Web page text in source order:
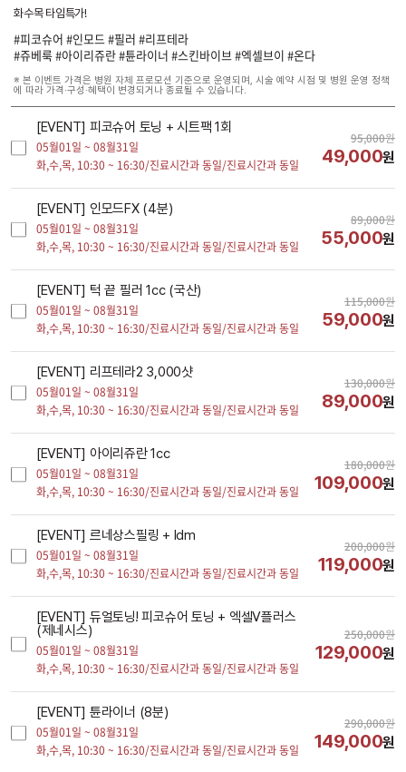
화수목 타임특가!
#피코슈어 #인모드 #필러 #리프테라
#쥬베룩 #아이리쥬란 #튠라이너 #스킨바이브 #엑셀브이 #온다
※ 본 이벤트 가격은 병원 자체 프로모션 기준으로 운영되며, 시술 예약 시점 및 병원 운영 정책
에 따라 가격·구성·혜택이 변경되거나 종료될 수 있습니다.
[EVENT] 피코슈어 토닝 + 시트팩 1회
05월01일 ~ 08월31일
화,수,목, 10:30 ~ 16:30/진료시간과 동일/진료시간과 동일
95,000원
49,000원
[EVENT] 인모드FX (4분)
05월01일 ~ 08월31일
화,수,목, 10:30 ~ 16:30/진료시간과 동일/진료시간과 동일
89,000원
55,000원
[EVENT] 턱 끝 필러 1cc (국산)
05월01일 ~ 08월31일
화,수,목, 10:30 ~ 16:30/진료시간과 동일/진료시간과 동일
115,000원
59,000원
[EVENT] 리프테라2 3,000샷
05월01일 ~ 08월31일
화,수,목, 10:30 ~ 16:30/진료시간과 동일/진료시간과 동일
130,000원
89,000원
[EVENT] 아이리쥬란 1cc
05월01일 ~ 08월31일
화,수,목, 10:30 ~ 16:30/진료시간과 동일/진료시간과 동일
180,000원
109,000원
[EVENT] 르네상스필링 + ldm
05월01일 ~ 08월31일
화,수,목, 10:30 ~ 16:30/진료시간과 동일/진료시간과 동일
200,000원
119,000원
[EVENT] 듀얼토닝! 피코슈어 토닝 + 엑셀V플러스
(제네시스)
05월01일 ~ 08월31일
화,수,목, 10:30 ~ 16:30/진료시간과 동일/진료시간과 동일
250,000원
129,000원
[EVENT] 튠라이너 (8분)
05월01일 ~ 08월31일
화,수,목, 10:30 ~ 16:30/진료시간과 동일/진료시간과 동일
290,000원
149,000원